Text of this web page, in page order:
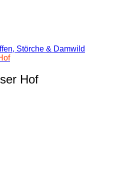
Störche & Damwild
Hof